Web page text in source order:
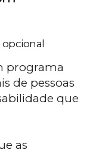
programa
de pessoas
que
as